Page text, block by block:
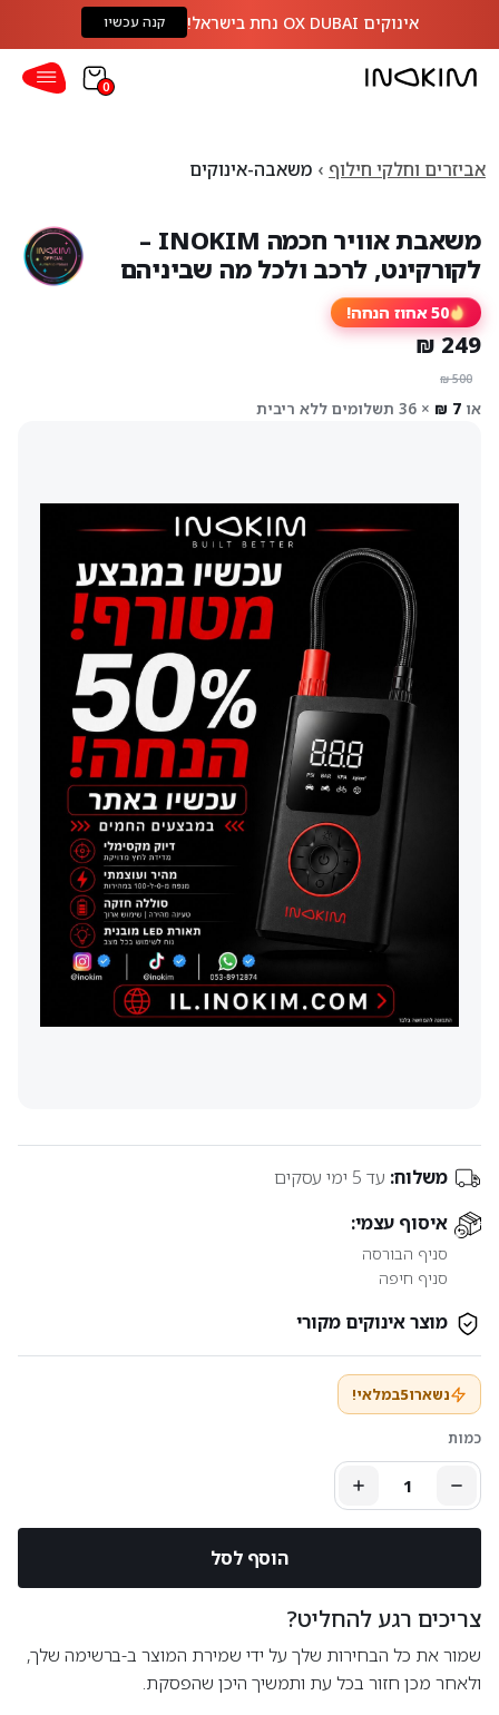
אינוקים OX DUBAI נחת בישראל! קנה עכשיו
0
אביזרים וחלקי חילוף משאבה-אינוקים
משלוח: עד 5 ימי עסקים
איסוף עצמי:
סניף הבורסה
סניף חיפה
מוצר אינוקים מקורי
נשארו5במלאי!
כמות
הוסף לסל
צריכים רגע להחליט?
שמור את כל הבחירות שלך על ידי שמירת המוצר ב-ברשימה שלך,
ולאחר מכן חזור בכל עת ותמשיך היכן שהפסקת.
משאבת אוויר חכמה INOKIM –
לקורקינט, לרכב ולכל מה שביניהם
50 אחוז הנחה!
או × 36 תשלומים ללא ריבית